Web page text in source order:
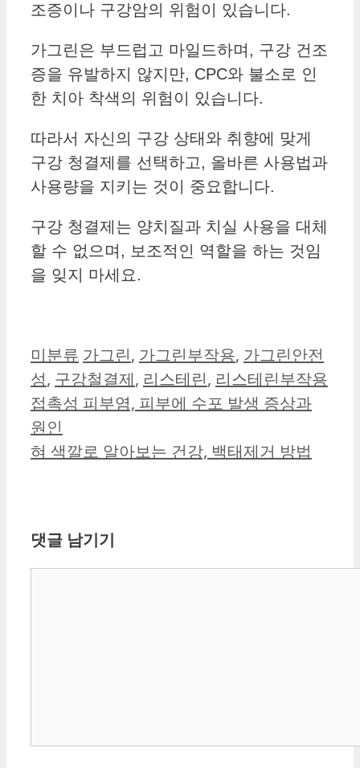
조증이나 구강암의 위험이 있습니다.
가그린은 부드럽고 마일드하며, 구강 건조
증을 유발하지 않지만, CPC와 불소로 인
한 치아 착색의 위험이 있습니다.
따라서 자신의 구강 상태와 취향에 맞게
구강 청결제를 선택하고, 올바른 사용법과
사용량을 지키는 것이 중요합니다.
구강 청결제는 양치질과 치실 사용을 대체
할 수 없으며, 보조적인 역할을 하는 것임
을 잊지 마세요.
카
테
고
리
미분류 태
그
가그린, 가그린부작용, 가그린안전
성, 구강철결제, 리스테린, 리스테린부작용
접촉성 피부염, 피부에 수포 발생 증상과
원인
혀 색깔로 알아보는 건강, 백태제거 방법
댓글 남기기